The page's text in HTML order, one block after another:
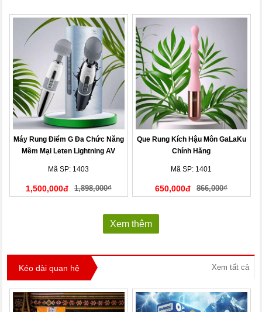
Máy Rung Điểm G Đa Chức Năng
Mềm Mại Leten Lightning AV
Mã SP: 1403
1,500,000đ 1,898,000₫
Que Rung Kích Hậu Môn GaLaKu
Chính Hãng
Mã SP: 1401
650,000đ 866,000₫
Xem thêm
Kéo dài quan hệ Xem tất cả